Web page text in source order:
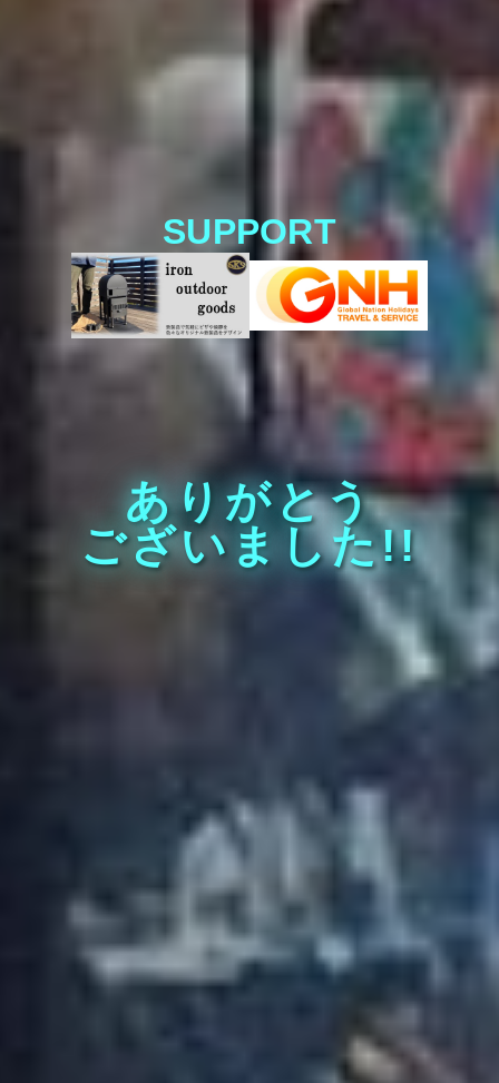
SUPPORT
ありがとう
ございました!!